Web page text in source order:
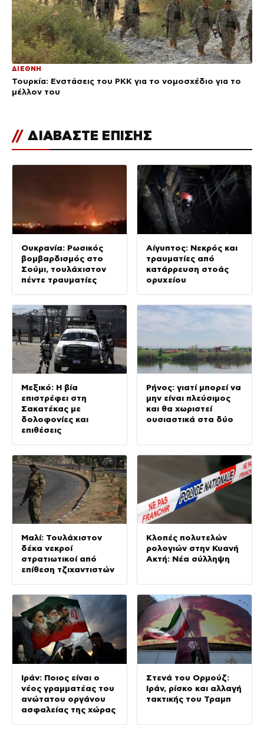
ΔΙΕΘΝΗ
Τουρκία: Ενστάσεις του PKK για το νομοσχέδιο για το
μέλλον του
// ΔΙΑΒΑΣΤΕ ΕΠΙΣΗΣ
Ουκρανία: Ρωσικός
βομβαρδισμός στο
Σούμι, τουλάχιστον
πέντε τραυματίες
Αίγυπτος: Νεκρός και
τραυματίες από
κατάρρευση στοάς
ορυχείου
Μεξικό: Η βία
επιστρέφει στη
Σακατέκας με
δολοφονίες και
επιθέσεις
Ρήνος: γιατί μπορεί να
μην είναι πλεύσιμος
και θα χωριστεί
ουσιαστικά στα δύο
Μαλί: Τουλάχιστον
δέκα νεκροί
στρατιωτικοί από
επίθεση τζιχαντιστών
Κλοπές πολυτελών
ρολογιών στην Κυανή
Ακτή: Νέα σύλληψη
Ιράν: Ποιος είναι ο
νέος γραμματέας του
ανώτατου οργάνου
ασφαλείας της χώρας
Στενά του Ορμούζ:
Ιράν, ρίσκο και αλλαγή
τακτικής του Τραμπ